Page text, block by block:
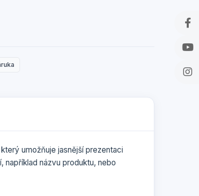
umožňuje jasnější prezentaci
názvu produktu, nebo